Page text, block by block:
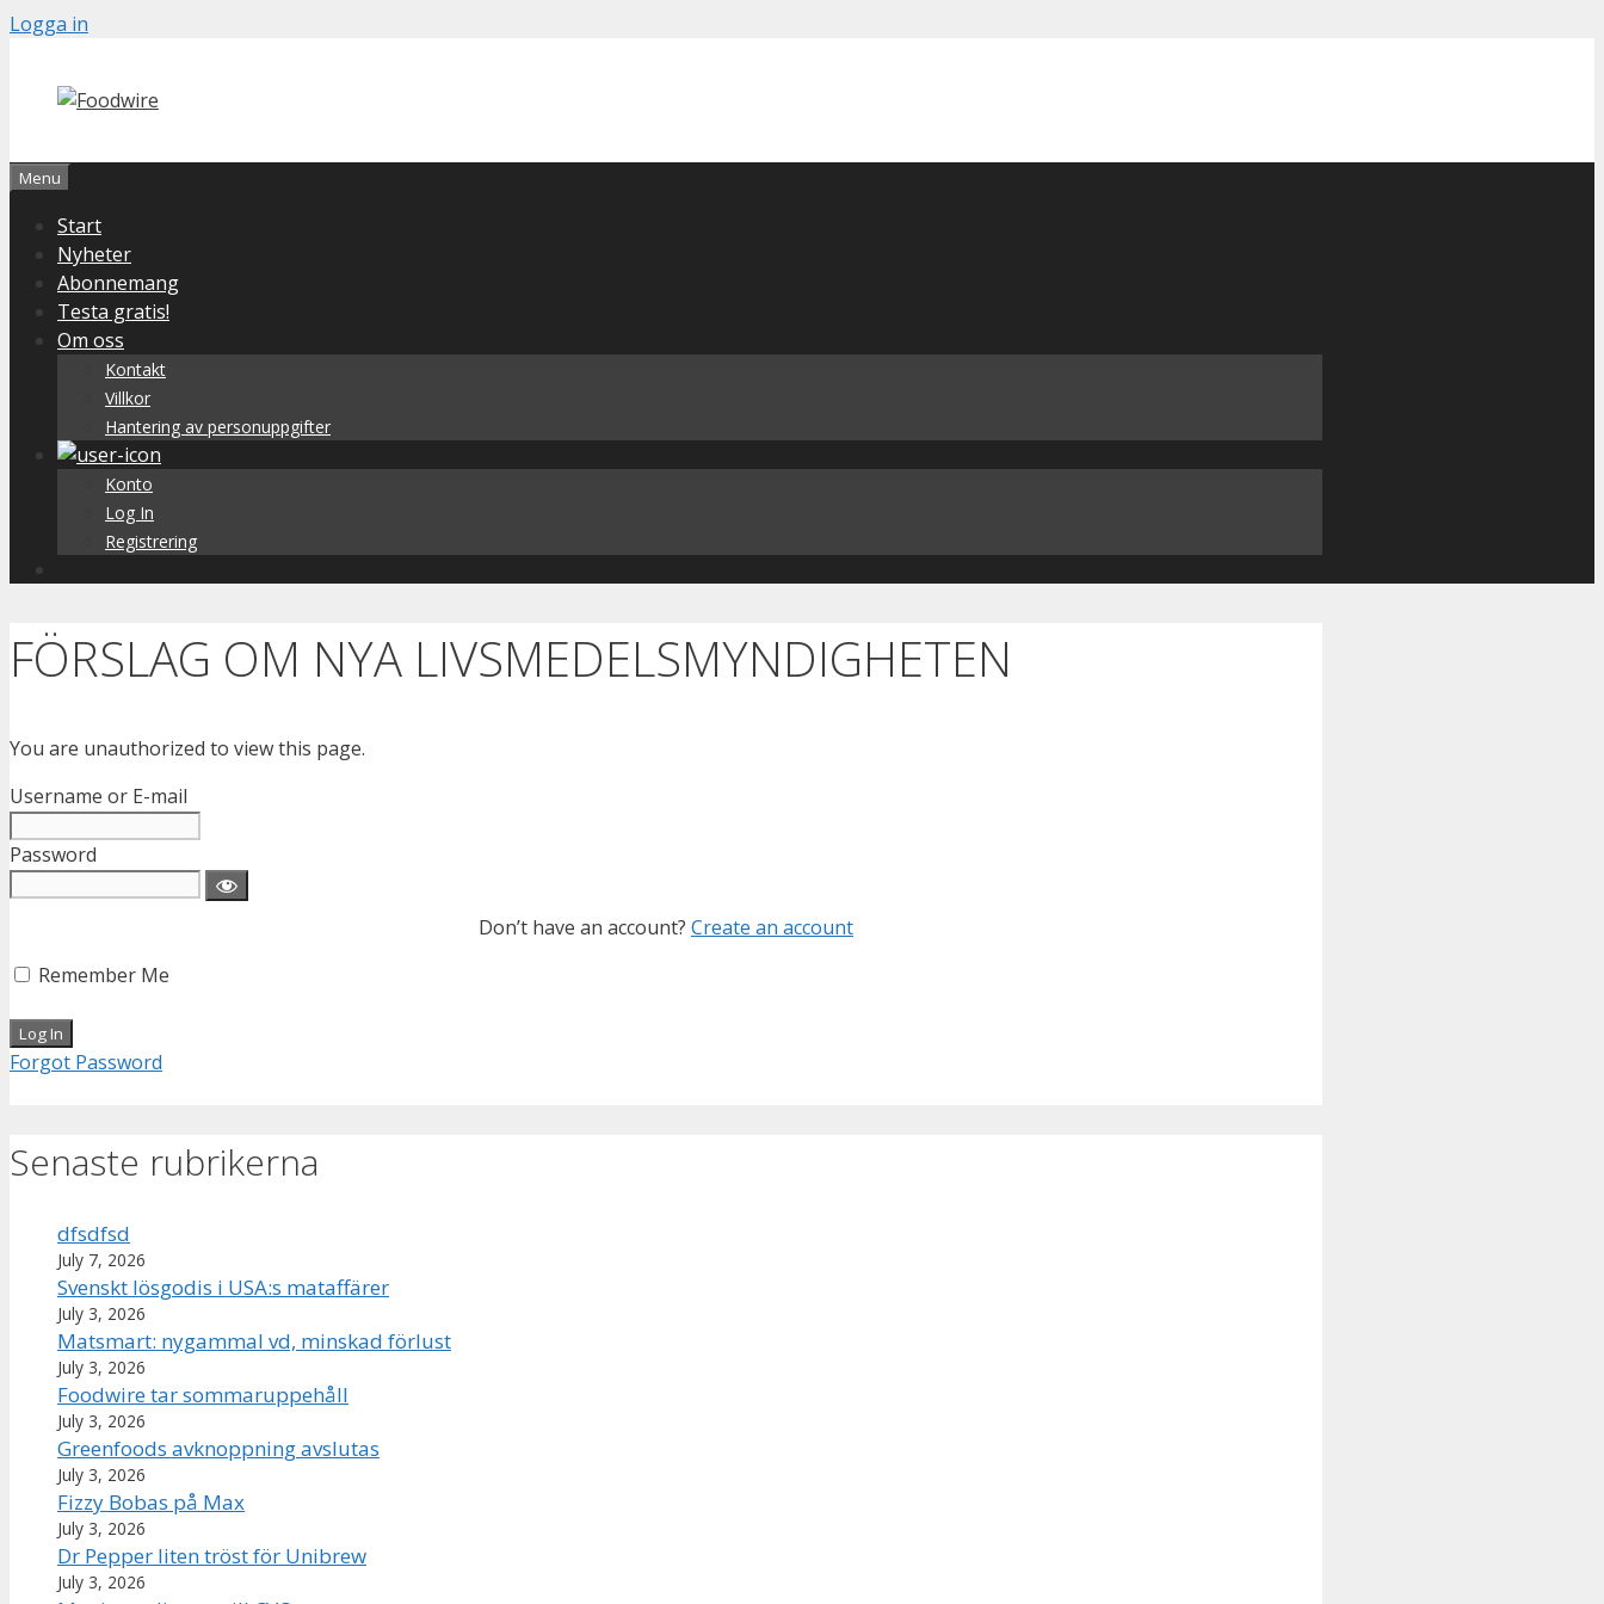
Skip
content
Logga in
Menu
Start
Nyheter
Abonnemang
Testa gratis!
Om oss
Kontakt
Villkor
Hantering av personuppgifter
Konto
Log In
Registrering
FÖRSLAG OM NYA LIVSMEDELSMYNDIGHETEN
You are unauthorized to view this page.
Username or E-mail
Password
Don’t have an account? Create an account
Remember Me
Forgot Password
Senaste rubrikerna
dfsdfsd
July 7, 2026
Svenskt lösgodis i USA:s mataffärer
July 3, 2026
Matsmart: nygammal vd, minskad förlust
July 3, 2026
Foodwire tar sommaruppehåll
July 3, 2026
Greenfoods avknoppning avslutas
July 3, 2026
Fizzy Bobas på Max
July 3, 2026
Dr Pepper liten tröst för Unibrew
July 3, 2026